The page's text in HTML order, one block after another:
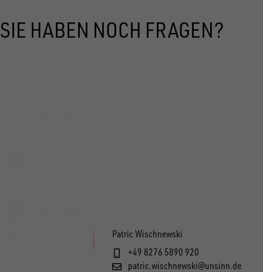
SIE HABEN NOCH FRAGEN?
Patric Wischnewski
+49 8276 5890 920
patric.wischnewski@unsinn.de